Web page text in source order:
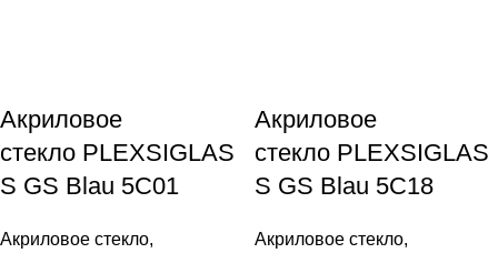
Акриловое
стекло PLEXSIGLAS
S GS Blau 5C01
Акриловое стекло,
Акриловое
стекло PLEXSIGLAS
S GS Blau 5C18
Акриловое стекло,